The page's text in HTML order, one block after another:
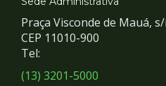
e
Redes
Sociais
Praça Visconde de Mauá,
CEP 11010-900
Tel:
(13) 3201-5000